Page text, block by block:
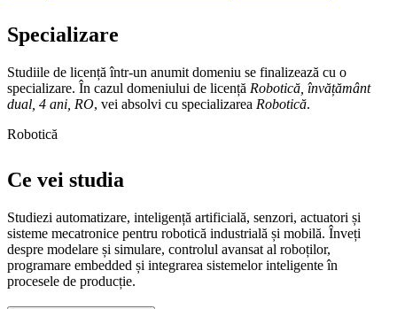
Specializare
Studiile de licență într-un anumit domeniu se finalizează cu o
specializare. În cazul domeniului de licență Robotică, învățământ
dual, 4 ani, RO, vei absolvi cu specializarea Robotică.
Robotică
Ce vei studia
Studiezi automatizare, inteligență artificială, senzori, actuatori și
sisteme mecatronice pentru robotică industrială și mobilă. Înveți
despre modelare și simulare, controlul avansat al roboților,
programare embedded și integrarea sistemelor inteligente în
procesele de producție.